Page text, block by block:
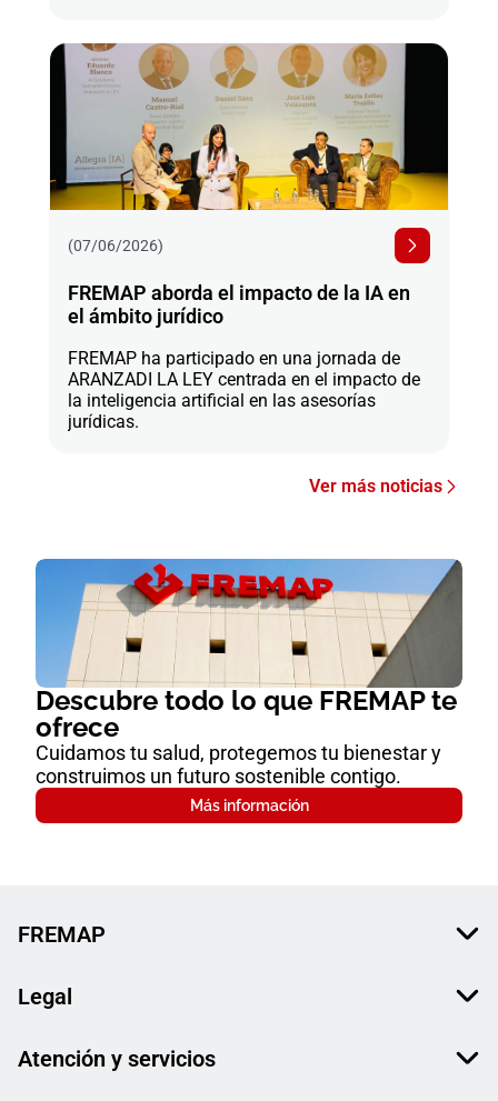
(07/06/2026)
FREMAP aborda el impacto de la IA en
el ámbito jurídico
FREMAP ha participado en una jornada de
ARANZADI LA LEY centrada en el impacto de
la inteligencia artificial en las asesorías
jurídicas.
Ver más noticias
Descubre todo lo que FREMAP te
ofrece
Cuidamos tu salud, protegemos tu bienestar y
construimos un futuro sostenible contigo.
Más información
FREMAP
Legal
Atención y servicios